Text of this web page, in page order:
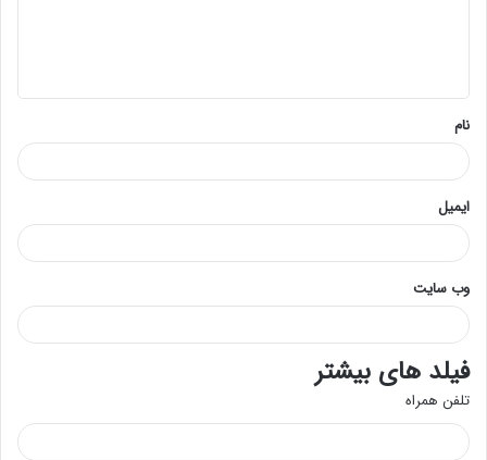
*
نام
ایمیل
وب‌ سایت
فیلد های بیشتر
تلفن همراه